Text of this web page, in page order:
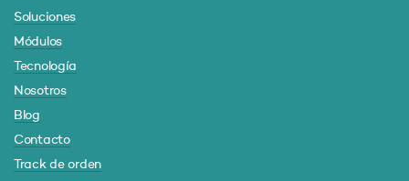
Soluciones
Módulos
Tecnología
Nosotros
Blog
Contacto
Track de orden